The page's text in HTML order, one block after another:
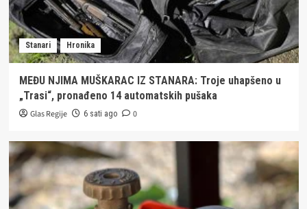
Stanari Hronika
MEĐU NJIMA MUŠKARAC IZ STANARA: Troje uhapšeno u
„Trasi“, pronađeno 14 automatskih pušaka
Glas Regije 6 sati ago 0